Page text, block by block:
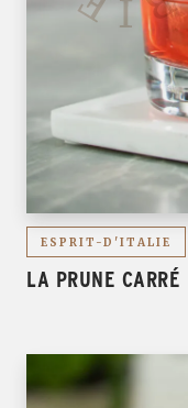
ESPRIT-D'ITALIE
LA PRUNE CARRÉ